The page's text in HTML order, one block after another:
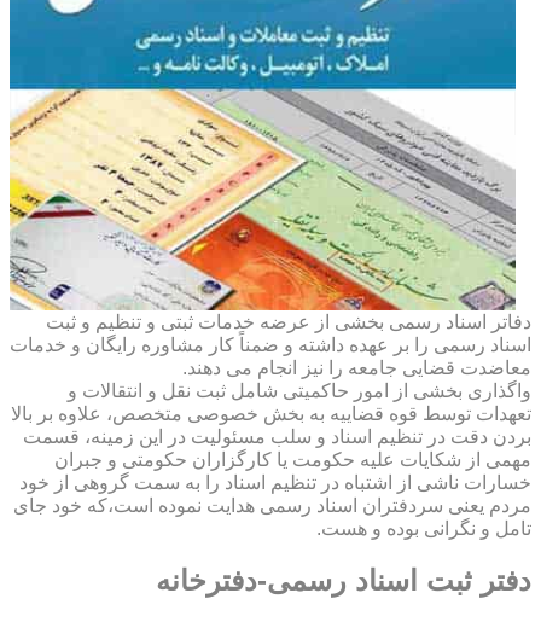
دفاتر اسناد رسمی بخشی از عرضه خدمات ثبتی و تنظیم و ثبت
اسناد رسمی را بر عهده داشته و ضمناً کار مشاوره رایگان و خدمات
معاضدت قضایی جامعه را نیز انجام می دهند.
واگذاری بخشی از امور حاکمیتی شامل ثبت نقل و انتقالات و
تعهدات توسط قوه قضاییه به بخش خصوصی متخصص، علاوه بر بالا
بردن دقت در تنظیم اسناد و سلب مسئولیت در این زمینه، قسمت
مهمی از شکایات علیه حکومت یا کارگزاران حکومتی و جبران
خسارات ناشی از اشتباه در تنظیم اسناد را به سمت گروهی از خود
مردم یعنی سردفتران اسناد رسمی هدایت نموده است،که خود جای
تامل و نگرانی بوده و هست.
دفتر ثبت اسناد رسمی-دفترخانه